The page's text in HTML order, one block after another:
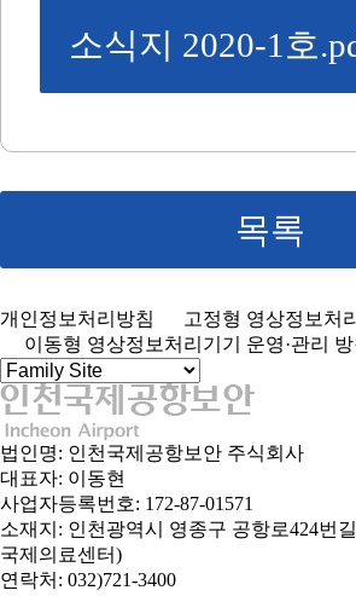
소식지 2020-1호
목록
개인정보처리방침
고정형 영상정보처
이동형 영상정보처리기기 운영·관리 방
법인명: 인천국제공항보안 주식회사
대표자: 이동현
사업자등록번호: 172-87-01571
소재지: 인천광역시 영종구 공항로424번
국제의료센터)
연락처: 032)721-3400